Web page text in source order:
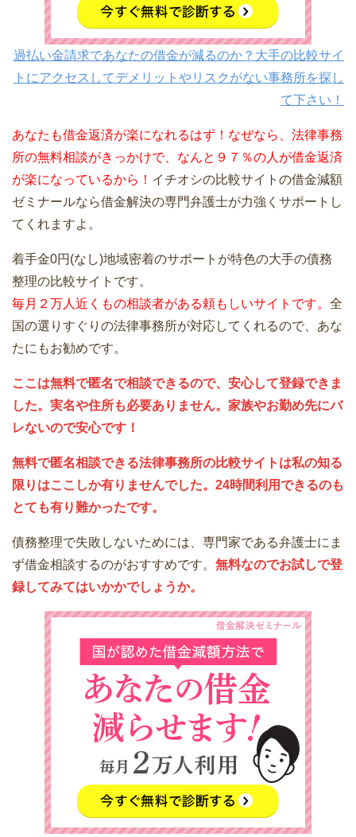
過払い金請求であなたの借金が減るのか？大手の比較サイ
トにアクセスしてデメリットやリスクがない事務所を探し
て下さい！
あなたも借金返済が楽になれるはず！なぜなら、法律事務
所の無料相談がきっかけで、なんと９７％の人が借金返済
が楽になっているから！ イチオシの比較サイトの借金減額
ゼミナールなら借金解決の専門弁護士が力強くサポートし
てくれますよ。
着手金0円(なし)地域密着のサポートが特色の大手の債務
整理の比較サイトです。
毎月２万人近くもの相談者がある頼もしいサイトです。 全
国の選りすぐりの法律事務所が対応してくれるので、あな
たにもお勧めです。
ここは無料で匿名で相談できるので、安心して登録できま
した。実名や住所も必要ありません。家族やお勤め先にバ
レないので安心です！
無料で匿名相談できる法律事務所の比較サイトは私の知る
限りはここしか有りませんでした。24時間利用できるのも
とても有り難かったです。
債務整理で失敗しないためには、専門家である弁護士にま
ず借金相談するのがおすすめです。 無料なのでお試しで登
録してみてはいかかでしょうか。